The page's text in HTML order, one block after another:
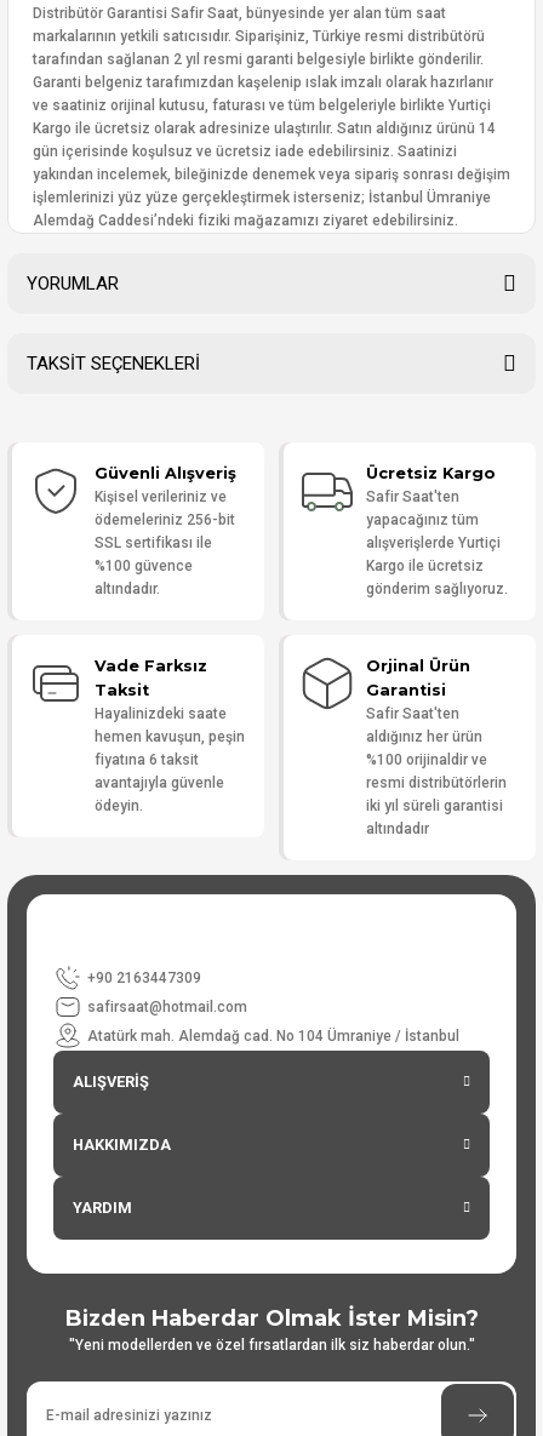
Distribütör Garantisi Safir Saat, bünyesinde yer alan tüm saat
markalarının yetkili satıcısıdır. Siparişiniz, Türkiye resmi distribütörü
tarafından sağlanan 2 yıl resmi garanti belgesiyle birlikte gönderilir.
Garanti belgeniz tarafımızdan kaşelenip ıslak imzalı olarak hazırlanır
ve saatiniz orijinal kutusu, faturası ve tüm belgeleriyle birlikte Yurtiçi
Kargo ile ücretsiz olarak adresinize ulaştırılır. Satın aldığınız ürünü 14
gün içerisinde koşulsuz ve ücretsiz iade edebilirsiniz. Saatinizi
yakından incelemek, bileğinizde denemek veya sipariş sonrası değişim
işlemlerinizi yüz yüze gerçekleştirmek isterseniz; İstanbul Ümraniye
Alemdağ Caddesi’ndeki fiziki mağazamızı ziyaret edebilirsiniz.
YORUMLAR
Yorum Yaz
TAKSİT SEÇENEKLERİ
Güvenli Alışveriş
Kişisel verileriniz ve
ödemeleriniz 256-bit
SSL sertifikası ile
%100 güvence
altındadır.
Ücretsiz Kargo
Safir Saat'ten
yapacağınız tüm
alışverişlerde Yurtiçi
Kargo ile ücretsiz
gönderim sağlıyoruz.
Vade Farksız
Taksit
Hayalinizdeki saate
hemen kavuşun, peşin
fiyatına 6 taksit
avantajıyla güvenle
ödeyin.
Orjinal Ürün
Garantisi
Safir Saat'ten
aldığınız her ürün
%100 orijinaldir ve
resmi distribütörlerin
iki yıl süreli garantisi
altındadır
+90 2163447309
safirsaat@hotmail.com
Atatürk mah. Alemdağ cad. No 104 Ümraniye / İstanbul
ALIŞVERİŞ
HAKKIMIZDA
YARDIM
Bizden Haberdar Olmak İster Misin?
"Yeni modellerden ve özel fırsatlardan ilk siz haberdar olun."